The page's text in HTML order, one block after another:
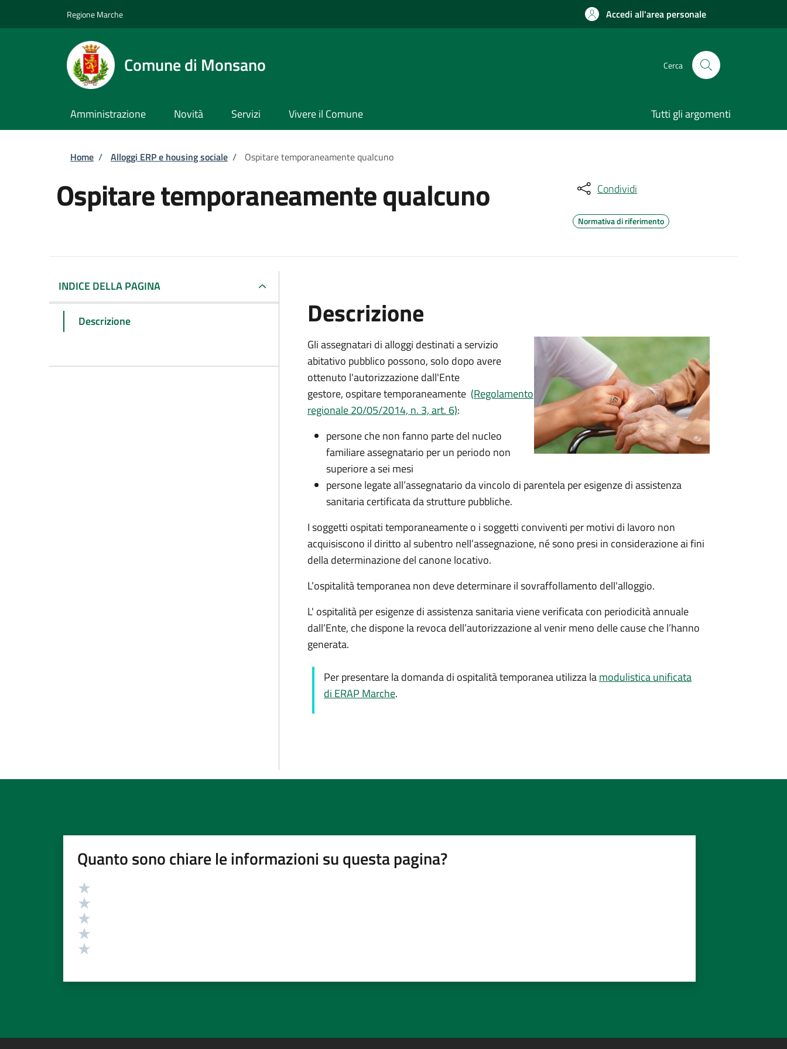
Regione Marche Accedi all'area personale
Comune di Monsano Cerca
Amministrazione Novità Servizi Vivere il Comune Tutti gli argomenti
Briciole di pane
Home / Alloggi ERP e housing sociale / Ospitare temporaneamente qualcuno
Ospitare temporaneamente qualcuno Condividi
Normativa di riferimento
INDICE DELLA PAGINA
Descrizione Descrizione
Gli assegnatari di alloggi destinati a servizio
abitativo pubblico possono, solo dopo avere
ottenuto l'autorizzazione dall'Ente
gestore, ospitare temporaneamente (Regolamento
regionale 20/05/2014, n. 3, art. 6):
persone che non fanno parte del nucleo
familiare assegnatario per un periodo non
superiore a sei mesi
persone legate all’assegnatario da vincolo di parentela per esigenze di assistenza
sanitaria certificata da strutture pubbliche.
I soggetti ospitati temporaneamente o i soggetti conviventi per motivi di lavoro non
acquisiscono il diritto al subentro nell’assegnazione, né sono presi in considerazione ai fini
della determinazione del canone locativo.
L’ospitalità temporanea non deve determinare il sovraffollamento dell'alloggio.
L' ospitalità per esigenze di assistenza sanitaria viene verificata con periodicità annuale
dall’Ente, che dispone la revoca dell’autorizzazione al venir meno delle cause che l’hanno
generata.
Per presentare la domanda di ospitalità temporanea utilizza lamodulistica unificata
di ERAP Marche.
Quanto sono chiare le informazioni su questa pagina?
Valutazione